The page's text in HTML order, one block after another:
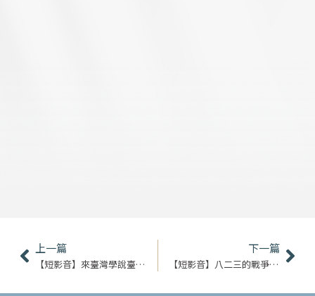
上一頁
上一篇
【短影音】來臺灣學說臺語｜鄭亞倫
下一篇
【短影音】八二三的戰爭記憶｜王漢忠
下